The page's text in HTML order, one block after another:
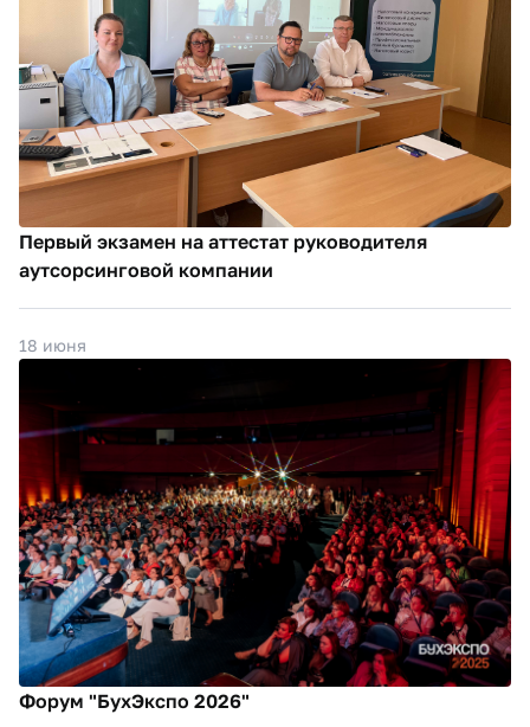
Первый экзамен на аттестат руководителя
аутсорсинговой компании
18 июня
Форум "БухЭкспо 2026"